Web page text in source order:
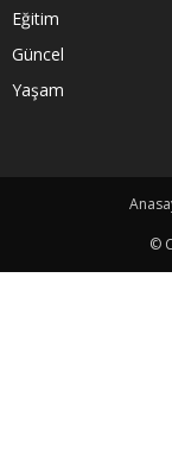
Eğitim
Güncel
Yaşam
©